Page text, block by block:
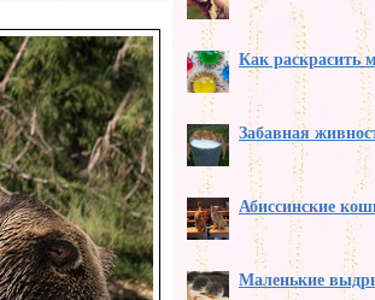
Как раскрасить
Забавная
Абиссинские
Маленькие